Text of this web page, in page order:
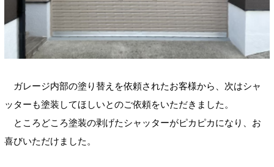
ガレージ内部の塗り替えを依頼されたお客様から、次はシャ
ッターも塗装してほしいとのご依頼をいただきました。
ところどころ塗装の剥げたシャッターがピカピカになり、お
喜びいただけました。